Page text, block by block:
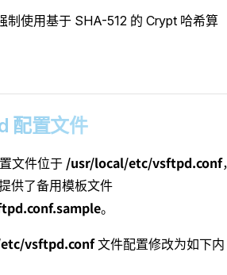
制使用基于 SHA-512 的 Crypt 哈希算
配置文件
文件位于 /usr/local/etc/vsftpd.conf
供了备用模板文件
。
vsftpd.conf文件配置修改为如下内